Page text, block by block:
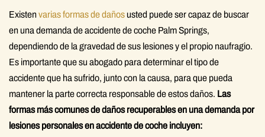
Existenvarias formas de daños usted puede ser capaz de buscar
en una demanda de accidente de coche Palm Springs,
dependiendo de la gravedad de sus lesiones y el propio naufragio.
Es importante que su abogado para determinar el tipo de
accidente que ha sufrido, junto con la causa, para que pueda
mantener la parte correcta responsable de estos daños. Las
formas más comunes de daños recuperables en una demanda por
lesiones personales en accidente de coche incluyen: